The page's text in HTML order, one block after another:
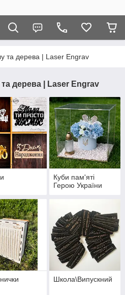
та дерева | Laser Engrav
дерева | Laser Engrav
Куби пам'яті
Герою України
Школа\Випускний